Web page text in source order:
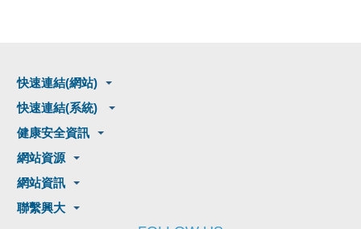
快速連結(網站)
快速連結(系統)
健康安全資訊
網站資源
網站資訊
聯繫興大